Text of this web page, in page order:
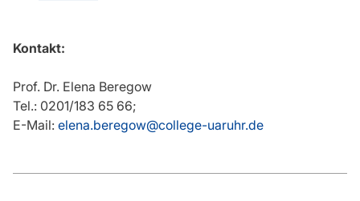
Kontakt:
Prof. Dr. Elena Beregow
Tel.: 0201/183 65 66;
E-Mail: elena.beregow@college-uaruhr.de